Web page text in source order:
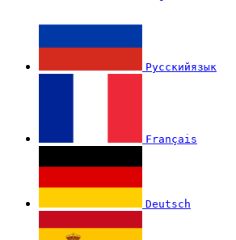
Русскийязык
Français
Deutsch